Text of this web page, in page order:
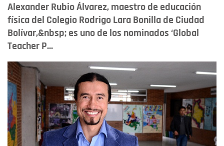
Alexander Rubio Álvarez, maestro de educación
física del Colegio Rodrigo Lara Bonilla de Ciudad
Bolívar,&nbsp; es uno de los nominados ‘Global
Teacher P...